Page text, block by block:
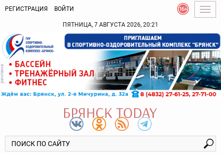
РЕГИСТРАЦИЯ ВОЙТИ
ПЯТНИЦА, 7 АВГУСТА 2026, 20:21